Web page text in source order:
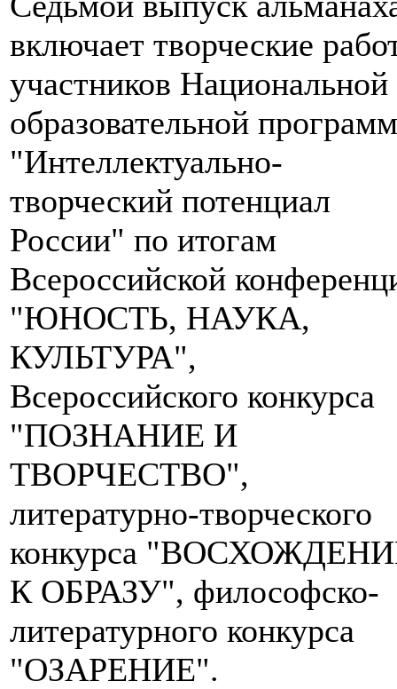
включает творческие
участников Национальной
образовательной
"Интеллектуально-
творческий потенциал
России" по итогам
Всероссийской
"ЮНОСТЬ, НАУКА,
КУЛЬТУРА",
Всероссийского конкурса
"ПОЗНАНИЕ И
ТВОРЧЕСТВО",
литературно-творческого
конкурса
К ОБРАЗУ", философско-
литературного конкурса
"ОЗАРЕНИЕ".